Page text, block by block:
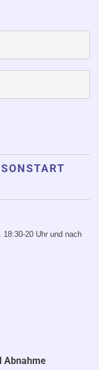
18:30-20 Uhr und nach
Abnahme